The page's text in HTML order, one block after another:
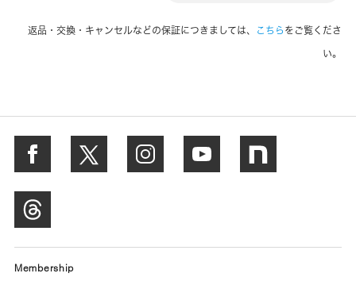
返品・交換・キャンセルなどの保証につきましては、 こちら をご覧くださ
い。
Membership